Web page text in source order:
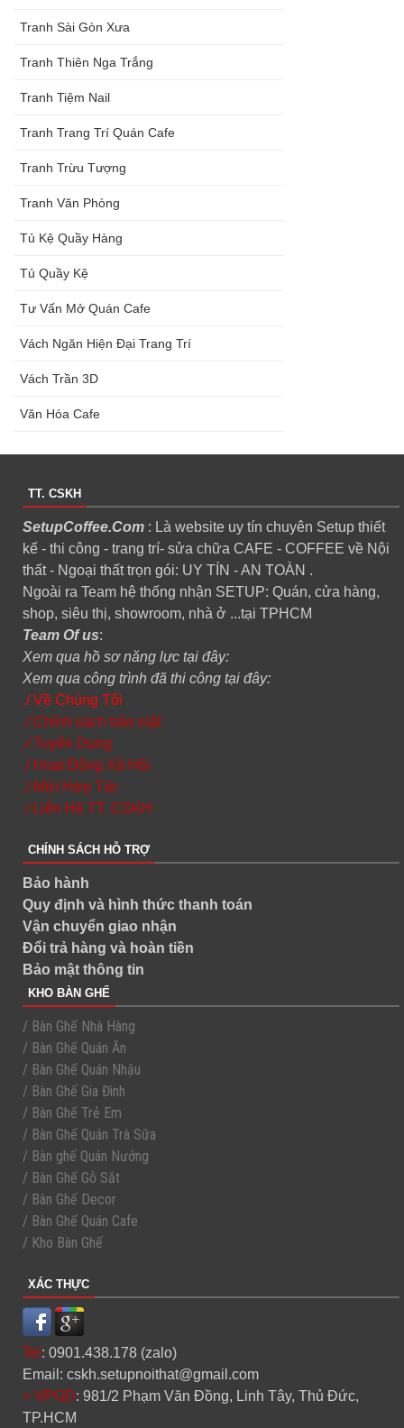
Tranh Sài Gòn Xưa
Tranh Thiên Nga Trắng
Tranh Tiệm Nail
Tranh Trang Trí Quán Cafe
Tranh Trừu Tượng
Tranh Văn Phòng
Tủ Kệ Quầy Hàng
Tủ Quầy Kệ
Tư Vấn Mở Quán Cafe
Vách Ngăn Hiện Đại Trang Trí
Vách Trần 3D
Văn Hóa Cafe
TT. CSKH
SetupCoffee.Com : Là website uy tín chuyên Setup thiết
kế - thi công - trang trí- sửa chữa CAFE - COFFEE về Nội
thất - Ngoại thất trọn gói: UY TÍN - AN TOÀN .
Ngoài ra Team hệ thống nhận SETUP: Quán, cửa hàng,
shop, siêu thị, showroom, nhà ở ...tại TPHCM
Team Of us:
Xem qua hồ sơ năng lực tại đây:
Xem qua công trình đã thi công tại đây:
./ Về Chúng Tôi
./ Chính sách bảo mật
./ Tuyển Dụng
./ Hoạt Động Xã Hội
./ Mời Hợp Tác
./ Liên Hệ TT. CSKH
CHÍNH SÁCH HỖ TRỢ
Bảo hành
Quy định và hình thức thanh toán
Vận chuyển giao nhận
Đổi trả hàng và hoàn tiền
Bảo mật thông tin
KHO BÀN GHẾ
/ Bàn Ghế Nhà Hàng
/ Bàn Ghế Quán Ăn
/ Bàn Ghế Quán Nhậu
/ Bàn Ghế Gia Đình
/ Bàn Ghế Trẻ Em
/ Bàn Ghế Quán Trà Sữa
/ Bàn ghế Quán Nướng
/ Bàn Ghế Gỗ Sắt
/ Bàn Ghế Decor
/ Bàn Ghế Quán Cafe
/ Kho Bàn Ghế
XÁC THỰC
Tel : 0901.438.178 (zalo)
Email: cskh.setupnoithat@gmail.com
+ VPGD: 981/2 Phạm Văn Đồng, Linh Tây, Thủ Đức,
TP.HCM